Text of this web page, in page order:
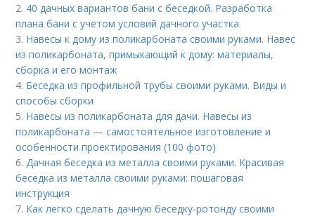
2. 40 дачных вариантов бани с беседкой. Разработка
плана бани с учетом условий дачного участка
3. Навесы к дому из поликарбоната своими руками. Навес
из поликарбоната, примыкающий к дому: материалы,
сборка и его монтаж
4. Беседка из профильной трубы своими руками. Виды и
способы сборки
5. Навесы из поликарбоната для дачи. Навесы из
поликарбоната — самостоятельное изготовление и
особенности проектирования (100 фото)
6. Дачная беседка из металла своими руками. Красивая
беседка из металла своими руками: пошаговая
инструкция
7. Как легко сделать дачную беседку-ротонду своими